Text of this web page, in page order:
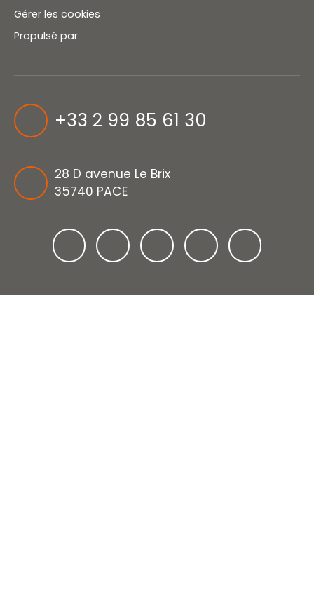
Gérer les cookies
Propulsé par
+33 2 99 85 61 30
28 D avenue Le Brix
35740 PACE